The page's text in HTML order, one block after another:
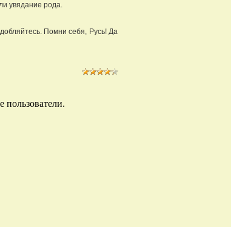
увядание рода.
Помни себя, Русь! Да
пользователи.